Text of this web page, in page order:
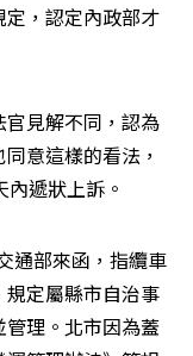
，認定內政部才
見解不同，認為
意這樣的看法，
遞狀上訴。
通部來函，指纜車
定屬縣市自治事
理。北市因為蓋